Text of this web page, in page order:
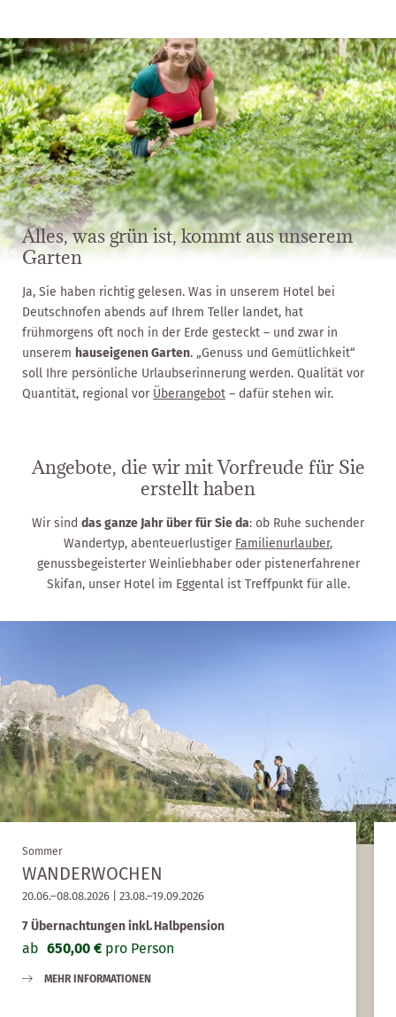
Alles, was grün ist, kommt aus unserem
Garten
Ja, Sie haben richtig gelesen. Was in unserem Hotel bei
Deutschnofen abends auf Ihrem Teller landet, hat
frühmorgens oft noch in der Erde gesteckt – und zwar in
unserem hauseigenen Garten. „Genuss und Gemütlichkeit“
soll Ihre persönliche Urlaubserinnerung werden. Qualität vor
Quantität, regional vor Überangebot – dafür stehen wir.
Angebote, die wir mit Vorfreude für Sie
erstellt haben
Wir sind das ganze Jahr über für Sie da: ob Ruhe suchender
Wandertyp, abenteuerlustiger Familienurlauber,
genussbegeisterter Weinliebhaber oder pistenerfahrener
Skifan, unser Hotel im Eggental ist Treffpunkt für alle.
Sommer
WANDERWOCHEN
20.06.–08.08.2026 23.08.–19.09.2026
7 Übernachtungeninkl.Halbpension
ab 650,00 € pro Person
MEHR INFORMATIONEN